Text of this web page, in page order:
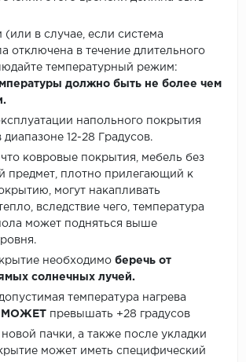
(или в случае, если система
отключена в течение длительного
температурный режим:
должно быть не более чем
напольного покрытия
12-28 Градусов.
ковровые покрытия, мебель без
предмет, плотно прилегающий к
могут накапливать
вследствие чего, температура
может подняться выше
необходимо беречь от
солнечных лучей.
температура нагрева
МОЖЕТ превышать +28 градусов
пачки, а также после укладки
может иметь специфический